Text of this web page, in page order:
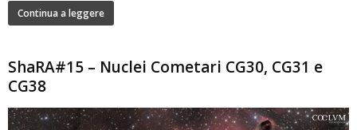
Continua a leggere
ShaRA#15 – Nuclei Cometari CG30, CG31 e
CG38